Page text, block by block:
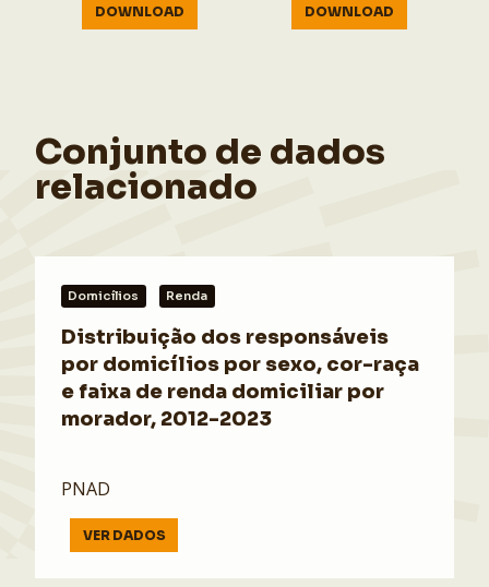
DOWNLOAD DOWNLOAD
Conjunto de dados
relacionado
Domicílios Renda
Distribuição dos responsáveis
por domicílios por sexo, cor-raça
e faixa de renda domiciliar por
morador, 2012-2023
PNAD
VER DADOS